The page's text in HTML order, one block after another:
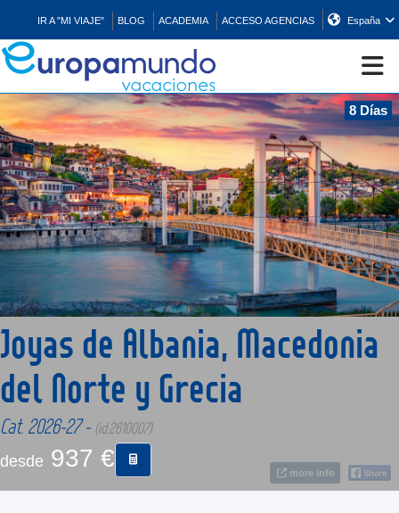
IR A "MI VIAJE" BLOG ACADEMIA ACCESO AGENCIAS España
CRUCEROS
EUROPA
ASIA
ORIENTE
PROMOCIONES
COMPRAR
8 Días
more info
Joyas de Albania, Macedonia
del Norte y Grecia
Cat. 2026-27 - (id:2610007)
desde 937 €